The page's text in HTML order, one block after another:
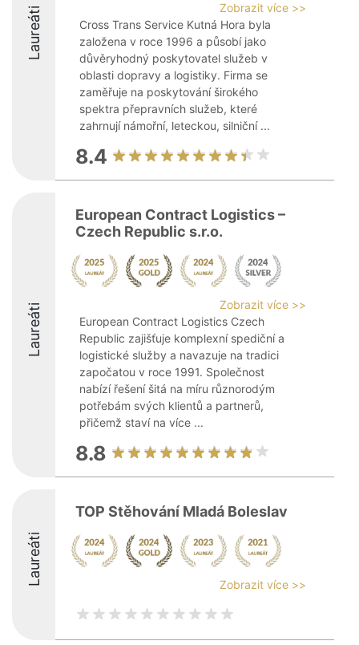
Laureáti
Zobrazit více >>
Cross Trans Service Kutná Hora byla
založena v roce 1996 a působí jako
důvěryhodný poskytovatel služeb v
oblasti dopravy a logistiky. Firma se
zaměřuje na poskytování širokého
spektra přepravních služeb, které
zahrnují námořní, leteckou, silniční ...
8.4
Laureáti
European Contract Logistics –
Czech Republic s.r.o.
Zobrazit více >>
European Contract Logistics Czech
Republic zajišťuje komplexní spediční a
logistické služby a navazuje na tradici
započatou v roce 1991. Společnost
nabízí řešení šitá na míru různorodým
potřebám svých klientů a partnerů,
přičemž staví na více ...
8.8
Laureáti
TOP Stěhování Mladá Boleslav
Zobrazit více >>